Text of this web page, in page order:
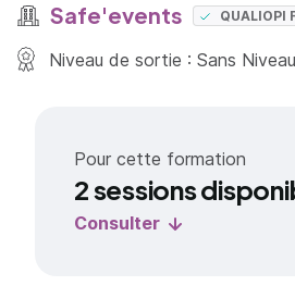
Safe'events QUALIOPI
Niveau de sortie : Sans
Pour cette formation
2 sessions
Consulter